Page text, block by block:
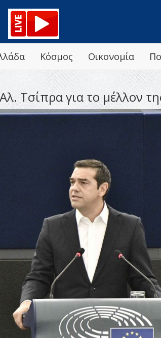
Κόσμος Οικονομία
Τσίπρα για το μέλλον